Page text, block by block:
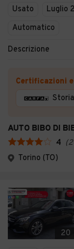
Usato Luglio
Automatico
Descrizione
Certificazioni
AUTO BIBO DI
4 (
Torino (TO)
20